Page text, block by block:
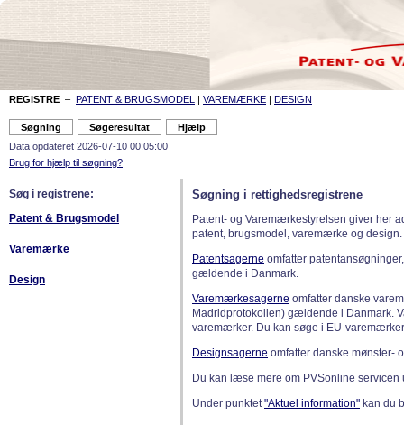
REGISTRE – PATENT & BRUGSMODEL | VAREMÆRKE | DESIGN
Data opdateret 2026-07-10 00:05:00
Brug for hjælp til søgning?
Søg i registrene:
Patent & Brugsmodel
Varemærke
Design
Søgning i rettighedsregistrene
Patent- og Varemærkestyrelsen giver her
patent, brugsmodel, varemærke og design.
Patentsagerne omfatter
gældende i Danmark.
Varemærkesagerne omfatter danske
Madridprotokollen) gældende i Danmark.
varemærker. Du kan søge i EU-
Designsagerne omfatter danske mønster-
Du kan læse mere om PVSonline
Under punktet"Aktuel information" kan du